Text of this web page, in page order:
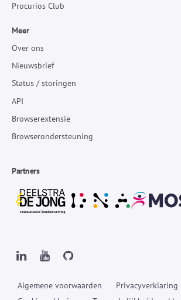
Procurios Club
Meer
Over ons
Nieuwsbrief
Status / storingen
API
Browserextensie
Browserondersteuning
Partners
Algemene voorwaarden
Privacyverklaring